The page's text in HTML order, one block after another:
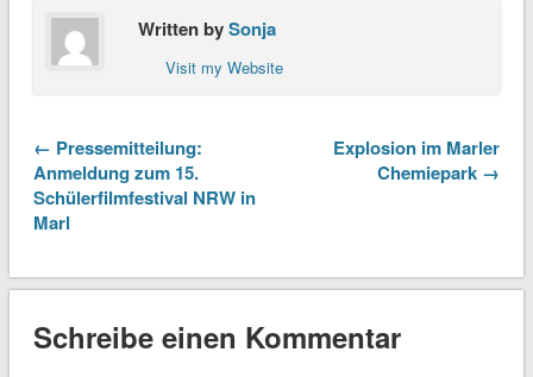
Written bySonja
Visit my Website
← Pressemitteilung:
Anmeldung zum 15.
Schülerfilmfestival NRW in
Marl
Explosion im Marler
Chemiepark →
Schreibe einen Kommentar